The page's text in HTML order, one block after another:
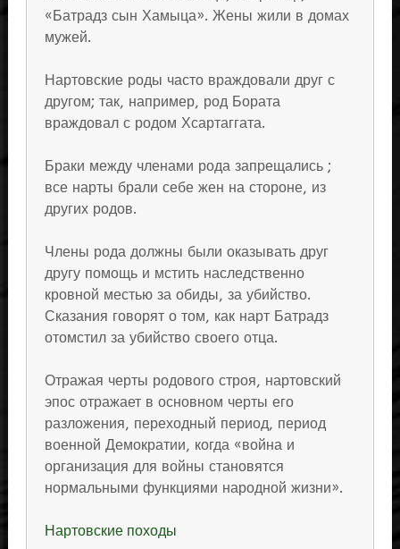
«Батрадз сын Хамыца». Жены жили в домах
мужей.
Нартовские роды часто враждовали друг с
другом; так, например, род Бората
враждовал с родом Хсартаггата.
Браки между членами рода запрещались ;
все нарты брали себе жен на стороне, из
других родов.
Члены рода должны были оказывать друг
другу помощь и мстить наследственно
кровной местью за обиды, за убийство.
Сказания говорят о том, как нарт Батрадз
отомстил за убийство своего отца.
Отражая черты родового строя, нартовский
эпос отражает в основном черты его
разложения, переходный период, период
военной Демократии, когда «война и
организация для войны становятся
нормальными функциями народной жизни».
Нартовские походы